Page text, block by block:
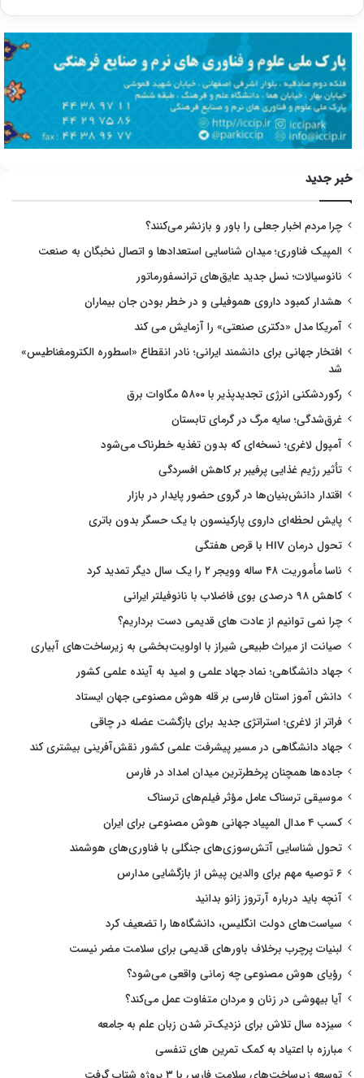
خبر جدید
چرا مردم اخبار جعلی را باور و بازنشر می‌کنند؟
المپیک فناوری؛ میدان شناسایی استعدادها و اتصال نخبگان به صنعت
نانوسیالات؛ نسل جدید عایق‌های ترانسفورماتور
هشدار کمبود داروی هموفیلی و در خطر بودن جان بیماران
آمریکا مدل «دکتری صنعتی» را آزمایش می کند
افتخار جهانی برای دانشمند ایرانی؛ نادر انقطاع «اسطوره الکترومغناطیس»
شد
رکوردشکنی انرژی تجدیدپذیر با ۵۸۰۰ مگاوات برق
غرق‌شدگی؛ سایه مرگ در گرمای تابستان
آمپول لاغری؛ نسخه‌ای که بدون تغذیه خطرناک می‌شود
تأثیر رژیم غذایی پرفیبر بر کاهش افسردگی
اقتدار دانش‌بنیان‌ها در گروی حضور پایدار در بازار
پایش لحظه‌ای داروی پارکینسون با یک حسگر بدون باتری
تحول درمان HIV با قرص هفتگی
ناسا مأموریت ۴۸ ساله وویجر ۲ را یک سال دیگر تمدید کرد
کاهش ۹۸ درصدی بوی فاضلاب با نانوفیلتر ایرانی
چرا نمی توانیم از عادت های قدیمی دست برداریم؟
صیانت از میراث طبیعی شیراز با اولویت‌بخشی به زیرساخت‌های آبیاری
جهاد دانشگاهی؛ نماد جهاد علمی و امید به آینده علمی کشور
دانش آموز استان فارسی بر قله هوش مصنوعی جهان ایستاد
فراتر از لاغری؛ استراتژی جدید برای بازگشت عضله در چاقی
جهاد دانشگاهی در مسیر پیشرفت علمی کشور نقش‌آفرینی بیشتری کند
جاده‌ها همچنان پرخطرترین میدان امداد در فارس
موسیقی ترسناک عامل مؤثر فیلم‌های ترسناک
کسب ۴ مدال المپیاد جهانی هوش مصنوعی برای ایران
تحول شناسایی آتش‌سوزی‌های جنگلی با فناوری‌های هوشمند
۶ توصیه مهم برای والدین پیش از بازگشایی مدارس
آنچه باید درباره آرتروز زانو بدانید
سیاست‌های دولت انگلیس، دانشگاه‌ها را تضعیف کرد
لبنیات پرچرب برخلاف باورهای قدیمی برای سلامت مضر نیست
رؤیای هوش مصنوعی چه زمانی واقعی می‌شود؟
آیا بیهوشی در زنان و مردان متفاوت عمل می‌کند؟
سیزده سال تلاش برای نزدیک‌تر شدن زبان علم به جامعه
مبارزه با اعتیاد به کمک تمرین های تنفسی